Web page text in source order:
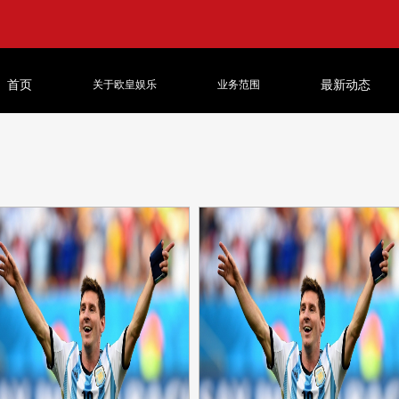
首页 关于欧皇娱乐 业务范围 最新动态